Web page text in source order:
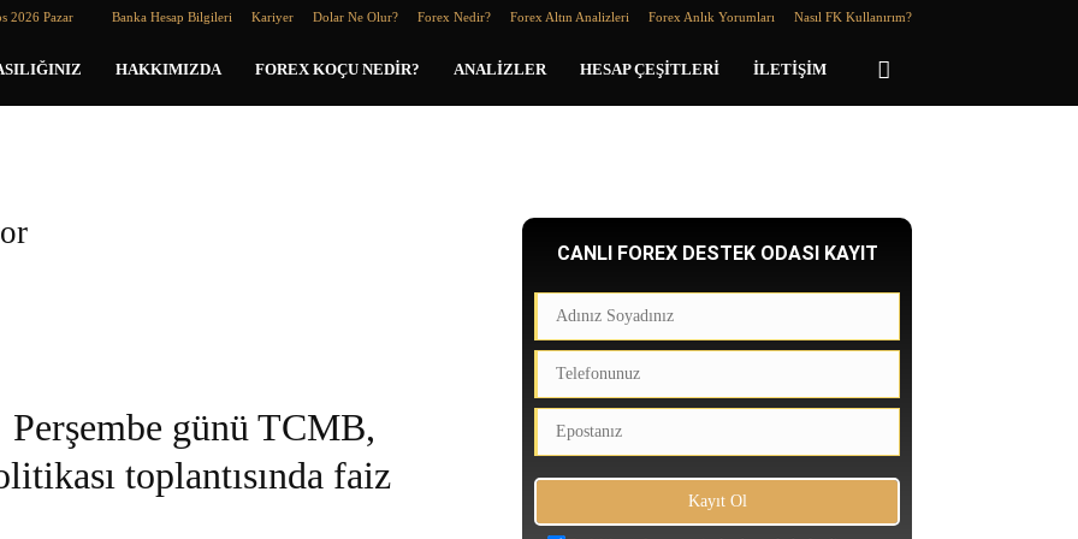
2026 Pazar Banka Hesap Bilgileri Kariyer Dolar Ne Olur? Forex Nedir? Forex Altın Analizleri Forex Anlık Yorumları Nasıl FK Kullanırım?
HAKKIMIZDA FOREX KOÇU NEDIR? ANALIZLER HESAP ÇEŞITLERI İLETIŞIM
Perşembe günü TCMB,
toplantısında faiz
CANLI FOREX DESTEK ODASI KAYIT